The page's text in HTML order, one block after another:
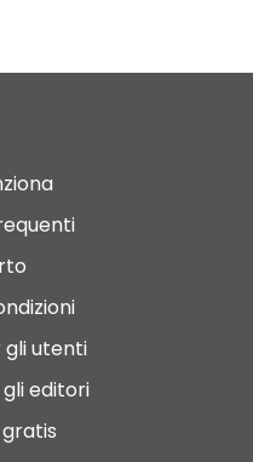
utenti
editori